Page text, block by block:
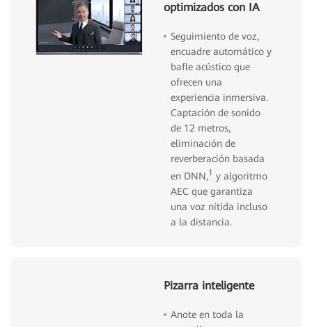
optimizados con IA
Seguimiento de voz,
encuadre automático y
bafle acústico que
ofrecen una
experiencia inmersiva.
Captación de sonido
de 12 metros,
eliminación de
reverberación basada
en DNN,1 y algoritmo
AEC que garantiza
una voz nítida incluso
a la distancia.
Pizarra inteligente
Anote en toda la